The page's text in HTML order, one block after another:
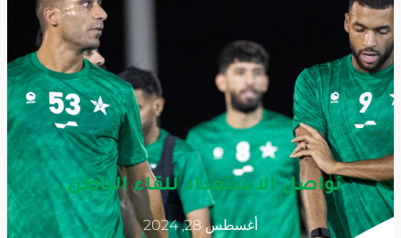
نواصل الاستعداد للقاء الباطن.
أغسطس 28, 2024